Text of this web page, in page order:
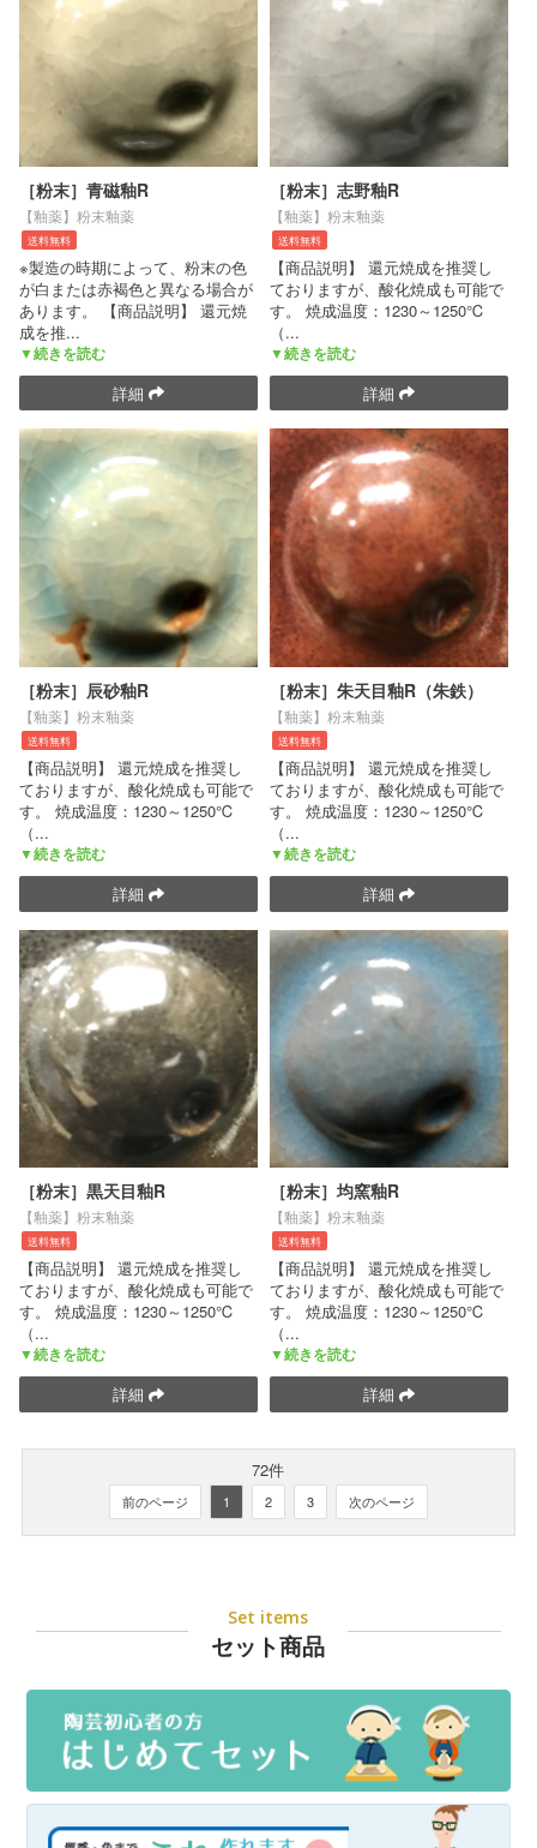
［粉末］青磁釉R
【釉薬】粉末釉薬
送料無料
※製造の時期によって、粉末の色
が白または赤褐色と異なる場合が
あります。 【商品説明】 還元焼
成を推...
▼続きを読む
詳細
［粉末］志野釉R
【釉薬】粉末釉薬
送料無料
【商品説明】 還元焼成を推奨し
ておりますが、酸化焼成も可能で
す。 焼成温度：1230～1250℃
（...
▼続きを読む
詳細
［粉末］辰砂釉R
【釉薬】粉末釉薬
送料無料
【商品説明】 還元焼成を推奨し
ておりますが、酸化焼成も可能で
す。 焼成温度：1230～1250℃
（...
▼続きを読む
詳細
［粉末］朱天目釉R（朱鉄）
【釉薬】粉末釉薬
送料無料
【商品説明】 還元焼成を推奨し
ておりますが、酸化焼成も可能で
す。 焼成温度：1230～1250℃
（...
▼続きを読む
詳細
［粉末］黒天目釉R
【釉薬】粉末釉薬
送料無料
【商品説明】 還元焼成を推奨し
ておりますが、酸化焼成も可能で
す。 焼成温度：1230～1250℃
（...
▼続きを読む
詳細
［粉末］均窯釉R
【釉薬】粉末釉薬
送料無料
【商品説明】 還元焼成を推奨し
ておりますが、酸化焼成も可能で
す。 焼成温度：1230～1250℃
（...
▼続きを読む
詳細
72件
前のページ 1 2 3 次のページ
Set items
セット商品